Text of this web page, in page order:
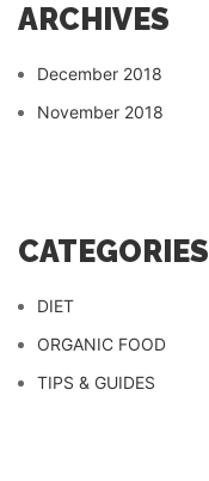
ARCHIVES
December 2018
November 2018
CATEGORIES
DIET
ORGANIC FOOD
TIPS & GUIDES